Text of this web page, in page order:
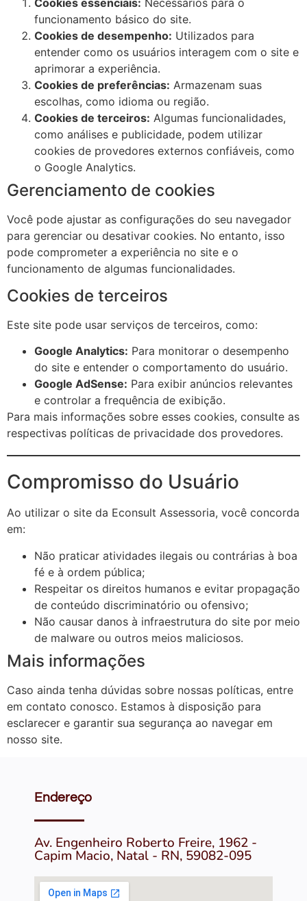
funcionamento básico do site.
Cookies de desempenho: Utilizados para
entender como os usuários interagem com o site e
aprimorar a experiência.
Cookies de preferências: Armazenam suas
escolhas, como idioma ou região.
Cookies de terceiros: Algumas funcionalidades,
como análises e publicidade, podem utilizar
cookies de provedores externos confiáveis, como
o Google Analytics.
Gerenciamento de cookies
Você pode ajustar as configurações do seu navegador
para gerenciar ou desativar cookies. No entanto, isso
pode comprometer a experiência no site e o
funcionamento de algumas funcionalidades.
Cookies de terceiros
Este site pode usar serviços de terceiros, como:
Google Analytics: Para monitorar o desempenho
do site e entender o comportamento do usuário.
Google AdSense: Para exibir anúncios relevantes
e controlar a frequência de exibição.
Para mais informações sobre esses cookies, consulte as
respectivas políticas de privacidade dos provedores.
Compromisso do Usuário
Ao utilizar o site da Econsult Assessoria, você concorda
em:
Não praticar atividades ilegais ou contrárias à boa
fé e à ordem pública;
Respeitar os direitos humanos e evitar propagação
de conteúdo discriminatório ou ofensivo;
Não causar danos à infraestrutura do site por meio
de malware ou outros meios maliciosos.
Mais informações
Caso ainda tenha dúvidas sobre nossas políticas, entre
em contato conosco. Estamos à disposição para
esclarecer e garantir sua segurança ao navegar em
nosso site.
Endereço
Av. Engenheiro Roberto Freire, 1962 -
Capim Macio, Natal - RN, 59082-095